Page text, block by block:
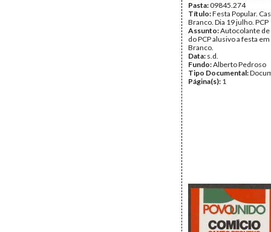
Pasta:09845.274
Título:Festa Popular.
Branco. Dia 19 julho. PCP
Assunto:Autocolante de
do PCP alusivo a festa
Branco.
Data: s.d.
Fundo:Alberto Pedroso
Tipo Documental:
Página(s): 1